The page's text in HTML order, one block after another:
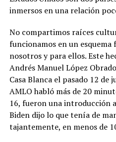
inmersos en una relación
No compartimos raíces
funcionamos en un
nosotros y para ellos. Este
Andrés Manuel López
Casa Blanca el pasado 12 de
AMLO habló más de 20
16, fueron una introducción
Biden dijo lo que tenía de
tajantemente, en menos de